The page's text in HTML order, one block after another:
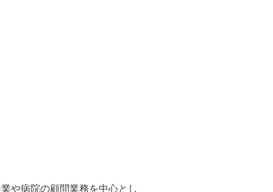
や病院の顧問業務を中心とし